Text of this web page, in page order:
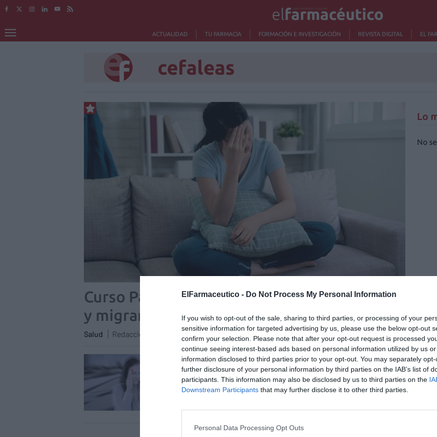
ElFarmaceutico - Do Not Process My Personal Information
If you wish to opt-out of the sale, sharing to third parties, or processing of your
sensitive information for targeted advertising by us, please use the below opt-out
confirm your selection. Please note that after your opt-out request is processed
continue seeing interest-based ads based on personal information utilized by us
information disclosed to third parties prior to your opt-out. You may separately
further disclosure of your personal information by third parties on the IAB’s list of
participants. This information may also be disclosed by us to third parties on the
Downstream Participants that may further disclose it to other third parties.
Personal Data Processing Opt Outs
ACTUALIDAD TU FARMACIA FORMACIÓN E INVESTIGACIÓN REVISTA DIGITAL EL
cefaleas
Curso Patologías del SNC. Módulo 2. Cefalea
y migraña
Salud Redacción
Curso Síndromes menores. Tema 7.
Cefalea
Salud 13/07/2015
Lo
No